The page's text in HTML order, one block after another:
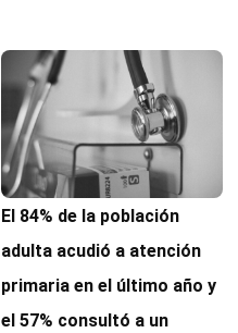
El 84% de la población
adulta acudió a atención
primaria en el último año y
el 57% consultó a un